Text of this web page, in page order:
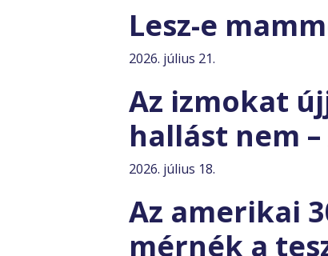
Lesz-e
2026. július 21.
Az izmokat
hallást nem
2026. július 18.
Az amerikai
mérnék a